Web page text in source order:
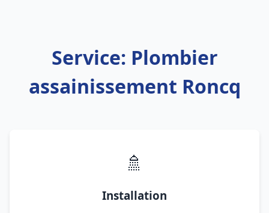
Service: Plombier
assainissement Roncq
🚿
Installation